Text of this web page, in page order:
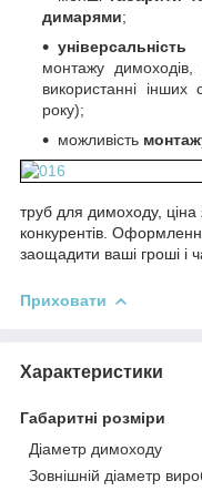
димарями;
універсальність
монтажу
використанні
року);
можливість
труб для димоходу,
конкурентів.
заощадити ваші гроші і
Приховати
Характеристики
Габаритні розміри
Діаметр димоходу
Зовнішній діаметр